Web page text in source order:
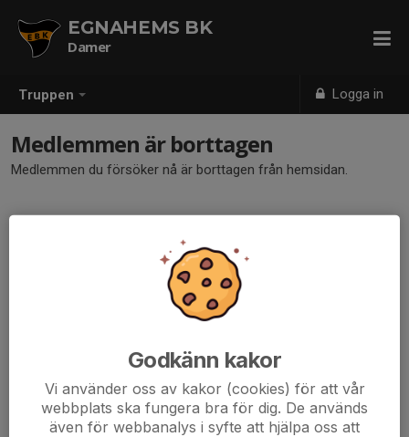
Truppen Logga in
EGNAHEMS BK
Damer
Medlemmen är borttagen
Medlemmen du försöker nå är borttagen från hemsidan.
Godkänn kakor
Vi använder oss av kakor (cookies) för att vår
webbplats ska fungera bra för dig. De används
även för webbanalys i syfte att hjälpa oss att